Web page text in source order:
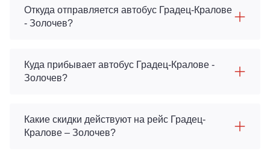
Откуда отправляется автобус Градец-Кралове
- Золочев?
Куда прибывает автобус Градец-Кралове -
Золочев?
Какие скидки действуют на рейс Градец-
Кралове – Золочев?